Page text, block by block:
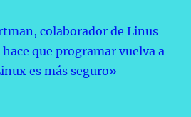
colaborador de Linus
que programar vuelva a
es más seguro»